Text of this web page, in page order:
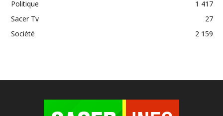
Politique
1 417
Sacer Tv
27
Société
2 159